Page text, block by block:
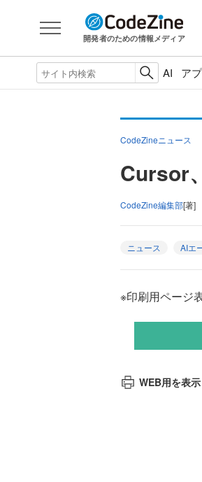
開発者のための情報メディア
AI ア
CodeZineニュース
Cursor
CodeZine編集部[著]
ニュース AIエ
※印刷用ページ
WEB用を表示